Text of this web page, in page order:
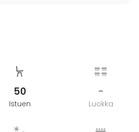
50
Istuen
-
Luokka